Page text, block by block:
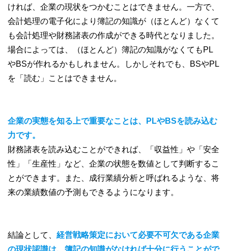
ければ、企業の現状をつかむことはできません。一方で、
会計処理の電子化により簿記の知識が（ほとんど）なくて
も会計処理や財務諸表の作成ができる時代となりました。
場合によっては、（ほとんど）簿記の知識がなくてもPL
やBSが作れるかもしれません。しかしそれでも、BSやPL
を「読む」ことはできません。
企業の実態を知る上で重要なことは、PLやBSを読み込む
力です。
財務諸表を読み込むことができれば、「収益性」や「安全
性」「生産性」など、企業の状態を数値として判断するこ
とができます。また、成行業績分析と呼ばれるような、将
来の業績数値の予測もできるようになります。
結論として、 経営戦略策定において必要不可欠である企業
の現状認識は、簿記の知識がなければ十分に行うことがで